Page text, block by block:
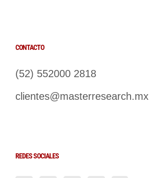
CONTACTO
(52) 552000 2818
clientes@masterresearch.mx
REDES SOCIALES